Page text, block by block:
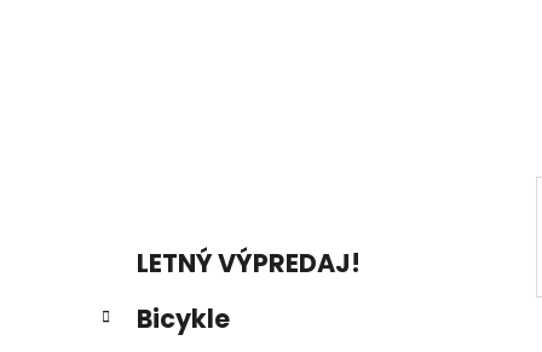
Preskočiť
kategórie
e
LETNÝ VÝPREDAJ!
Bicykle